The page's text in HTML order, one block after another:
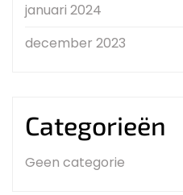
januari 2024
december 2023
Categorieën
Geen categorie